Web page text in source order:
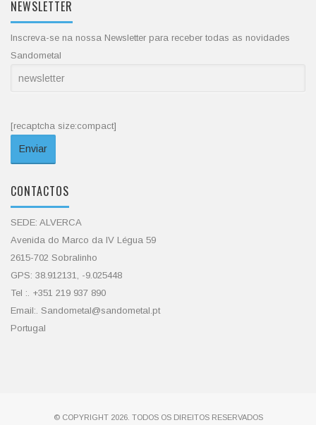
NEWSLETTER
Inscreva-se na nossa Newsletter para receber todas as novidades
Sandometal
[recaptcha size:compact]
CONTACTOS
SEDE: ALVERCA
Avenida do Marco da IV Légua 59
2615-702 Sobralinho
GPS: 38.912131, -9.025448
Tel :. +351 219 937 890
Email:. Sandometal@sandometal.pt
Portugal
© COPYRIGHT 2026. TODOS OS DIREITOS RESERVADOS